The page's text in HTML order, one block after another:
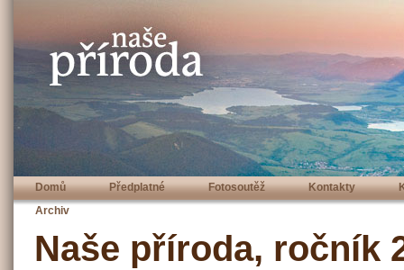
Domů Předplatné Fotosoutěž Kontakty
Archiv
Naše příroda, ročník